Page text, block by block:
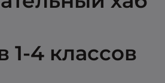
1-4 классов